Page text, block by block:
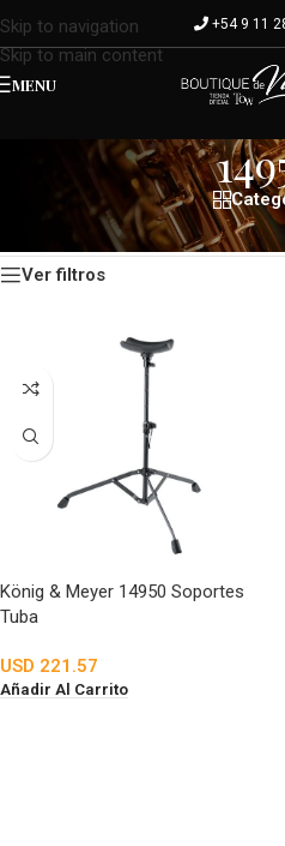
Skip to navigation
Skip to main content
+54 9 11
MENU
Modelo del producto /14950
Ver filtros
König & Meyer 14950 Soportes
Tuba
USD 221.57
Añadir Al Carrito